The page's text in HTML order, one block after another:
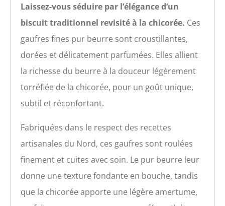
Laissez-vous séduire par l’élégance d’un
biscuit traditionnel revisité à la chicorée. Ces
gaufres fines pur beurre sont croustillantes,
dorées et délicatement parfumées. Elles allient
la richesse du beurre à la douceur légèrement
torréfiée de la chicorée, pour un goût unique,
subtil et réconfortant.
Fabriquées dans le respect des recettes
artisanales du Nord, ces gaufres sont roulées
finement et cuites avec soin. Le pur beurre leur
donne une texture fondante en bouche, tandis
que la chicorée apporte une légère amertume,